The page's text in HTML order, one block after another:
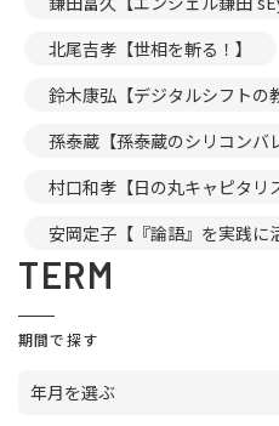
北尾吉孝【世相を斬る！】
鈴木康弘【デジタルシフトの
孫泰蔵【孫泰蔵のシリコンバ
村口和孝【日の丸キャピタリ
安岡定子【『論語』を実践に
TERM
期間で探す
年月を選ぶ